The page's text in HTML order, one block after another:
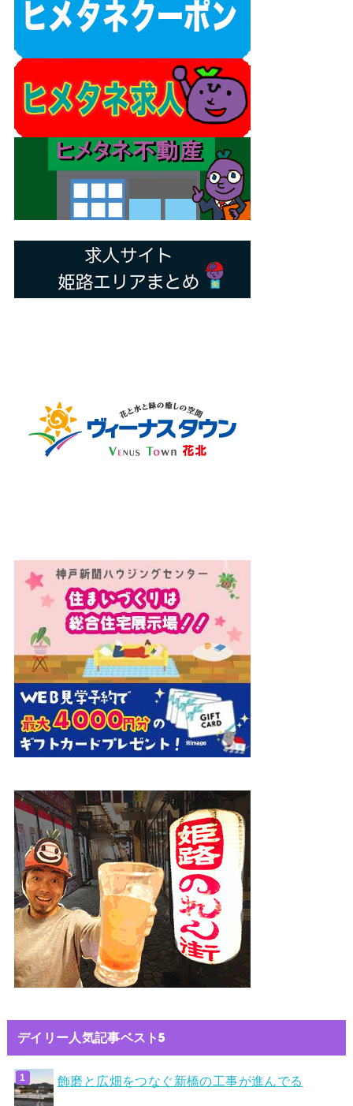
デイリー人気記事ベスト5
飾磨と広畑をつなぐ新橋の工事が進んでる